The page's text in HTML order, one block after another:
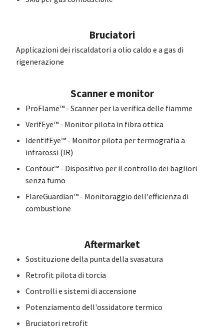
Bruciatori
Applicazioni dei riscaldatori a olio caldo e a gas di
rigenerazione
Scanner e monitor
ProFlame™ - Scanner per la verifica delle fiamme
VerifEye™ - Monitor pilota in fibra ottica
IdentifEye™ - Monitor pilota per termografia a
infrarossi (IR)
Contour™ - Dispositivo per il controllo dei bagliori
senza fumo
FlareGuardian™ - Monitoraggio dell'efficienza di
combustione
Aftermarket
Sostituzione della punta della svasatura
Retrofit pilota di torcia
Controlli e sistemi di accensione
Potenziamento dell'ossidatore termico
Bruciatori retrofit